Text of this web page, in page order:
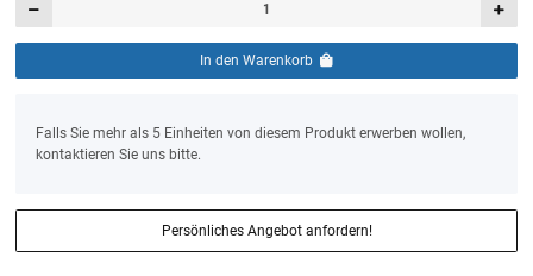
In den Warenkorb
Falls Sie mehr als 5 Einheiten von diesem Produkt erwerben wollen,
kontaktieren Sie uns bitte.
Persönliches Angebot anfordern!